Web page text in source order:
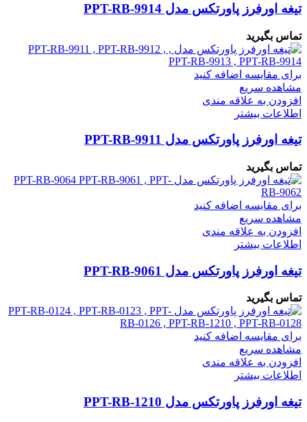
تیغه اورفرز پاورتکس مدل PPT-RB-9914
تماس بگیرید
برای مقایسه اضافه کنید
مشاهده سریع
افزودن به علاقه مندی
اطلاعات بیشتر
تیغه اورفرز پاورتکس مدل PPT-RB-9911
تماس بگیرید
برای مقایسه اضافه کنید
مشاهده سریع
افزودن به علاقه مندی
اطلاعات بیشتر
تیغه اورفرز پاورتکس مدل PPT-RB-9061
تماس بگیرید
برای مقایسه اضافه کنید
مشاهده سریع
افزودن به علاقه مندی
اطلاعات بیشتر
تیغه اورفرز پاورتکس مدل PPT-RB-1210